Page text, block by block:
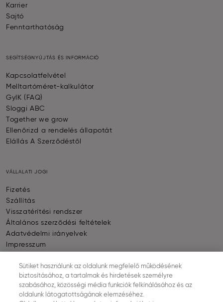
Karrier
Sajtó
Fenntarthatóság
SEGÍTSÉGNYÚJTÁS ÉS INFORMÁCIÓ
Kapcsolatfelvétel
Melltartóméret-kalkulátor
GyIK (FAQ)
Sloggi ABC
Together we grow
Ellenőrizd a rendelés állapotát
Elállás A Szerződéstől
VÁLLALATI JOGI
Fizetés
Szállítás
Visszatérítési rendszer
Általános szerződési feltételek
Adatvédelmi irányelvek
Impresszum
FIZETÉS
Sütiket használunk az oldalunk megfelelő működésének
biztosításához, a tartalmak és hirdetések személyre
szabásához, közösségi média funkciók felkínálásához és az
oldalunk látogatottságának elemzéséhez.